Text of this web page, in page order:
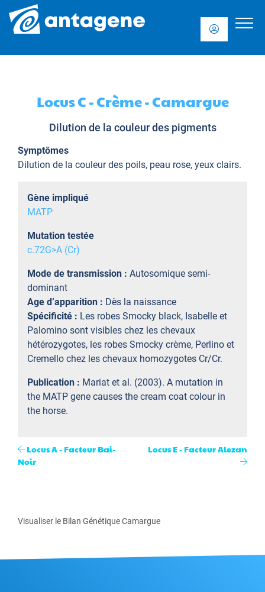
Locus C - Crème - Camargue
Dilution de la couleur des pigments
Symptômes
Dilution de la couleur des poils, peau rose, yeux clairs.
Gène impliqué
MATP
Mutation testée
c.72G>A (Cr)
Mode de transmission : Autosomique semi-
dominant
Age d’apparition : Dès la naissance
Spécificité : Les robes Smocky black, Isabelle et
Palomino sont visibles chez les chevaux
hétérozygotes, les robes Smocky crème, Perlino et
Cremello chez les chevaux homozygotes Cr/Cr.
Publication : Mariat et al. (2003). A mutation in
the MATP gene causes the cream coat colour in
the horse.
Locus A - Facteur Bai-
Noir
Locus E - Facteur Alezan
Visualiser le Bilan Génétique Camargue